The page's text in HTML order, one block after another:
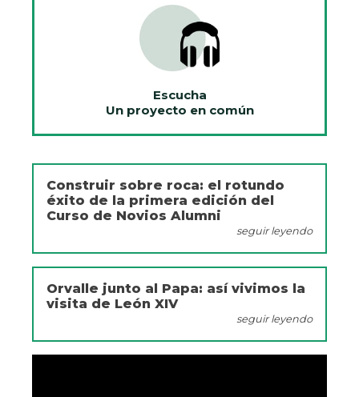
Escucha
Un proyecto en común
Construir sobre roca: el rotundo
éxito de la primera edición del
Curso de Novios Alumni
seguir leyendo
Orvalle junto al Papa: así vivimos la
visita de León XIV
seguir leyendo